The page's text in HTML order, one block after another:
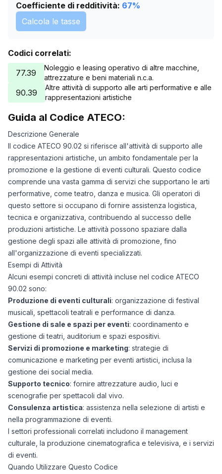
Coefficiente di redditività: 67%
Calcola le tasse
Codici correlati:
77.39
Noleggio e leasing operativo di altre macchine,
attrezzature e beni materiali n.c.a.
90.39
Altre attività di supporto alle arti performative e alle
rappresentazioni artistiche
Guida al Codice ATECO:
Descrizione Generale
Il codice ATECO 90.02 si riferisce all'attività di supporto alle
rappresentazioni artistiche, un ambito fondamentale per la
promozione e la gestione di eventi culturali. Questo codice
comprende una vasta gamma di servizi che supportano le arti
performative, come teatro, danza e musica. Gli operatori di
questo settore si occupano di fornire assistenza logistica,
tecnica e organizzativa, contribuendo al successo delle
produzioni artistiche. Le attività possono spaziare dalla
gestione degli spazi alle attività di promozione, fino
all'organizzazione di eventi specializzati.
Esempi di Attività
Alcuni esempi concreti di attività incluse nel codice ATECO
90.02 sono:
Produzione di eventi culturali: organizzazione di festival
musicali, spettacoli teatrali e performance di danza.
Gestione di sale e spazi per eventi: coordinamento e
gestione di teatri, auditorium e spazi espositivi.
Servizi di promozione e marketing: strategie di
comunicazione e marketing per eventi artistici, inclusa la
gestione dei social media.
Supporto tecnico: fornire attrezzature audio, luci e
scenografie per spettacoli dal vivo.
Consulenza artistica: assistenza nella selezione di artisti e
nella programmazione di eventi.
I settori professionali correlati includono il management
culturale, la produzione cinematografica e televisiva, e i servizi
di eventi.
Quando Utilizzare Questo Codice